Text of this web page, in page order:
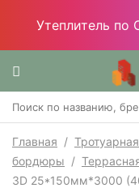
Утеплитель
Главная /
бордюры /
3D 25*150мм*3000